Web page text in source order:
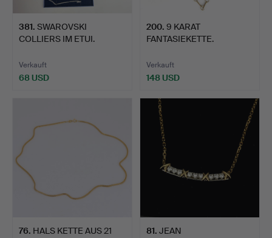
381. SWAROVSKI
COLLIERS IM ETUI.
Verkauft
68 USD
200. 9 KARAT
FANTASIEKETTE.
Verkauft
148 USD
76. HALS KETTE AUS 21
81. JEAN